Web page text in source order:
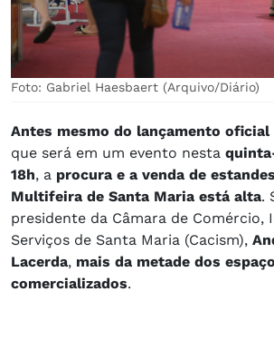
Foto: Gabriel Haesbaert (Arquivo/Diário)
Antes mesmo do lançamento oficial
que será em um evento nesta
18h, a procura e a venda de
Multifeira de Santa Maria está alta.
presidente da Câmara de Comércio,
Serviços de Santa Maria (Cacism),
Lacerda, mais da metade dos
comercializados.